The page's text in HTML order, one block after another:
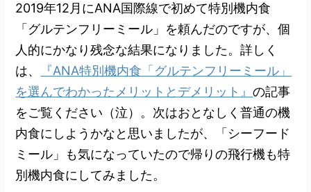
2019年12月にANA国際線で初めて特別機内食
「グルテンフリーミール」を頼んだのですが、個
人的にかなり残念な結果になりました。詳しく
は、
『ANA特別機内食「グルテンフリーミール」
を選んでわかったメリットとデメリット』の記事
をご覧ください（泣）。次はおとなしく普通の機
内食にしようかなと思いましたが、「シーフード
ミール」も気になっていたので帰りの飛行機も特
別機内食にしてみました。